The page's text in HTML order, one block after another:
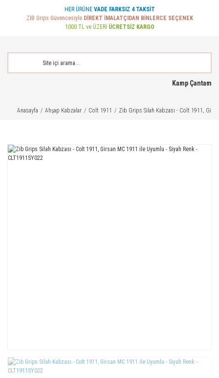
HER ÜRÜNE VADE FARKSIZ 4 TAKSİT
ZİB Grips Güvencesiyle DİREKT İMALATÇIDAN BİNLERCE SEÇENEK
1000 TL ve ÜZERİ ÜCRETSİZ KARGO
Kamp Çantam
Anasayfa Ahşap Kabzalar Colt 1911 Zib Grips Silah Kabzası - Colt 1911,